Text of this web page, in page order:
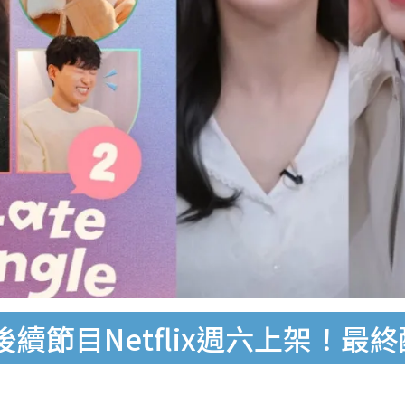
續節目Netflix週六上架！最